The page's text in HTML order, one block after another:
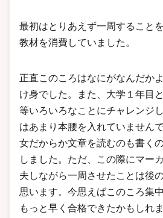
最初はとりあえず一周すること
教材を消費していました。
正直このころはなにがなんだか
け身でした。また、大学１年目
等いろいろなことにチャレンジ
はあまり本腰を入れていません
女だからか文章を読むのも書く
しました。ただ、この際にマー
夫しながら一周させたことは後
思います。今思えばこのころ集
もっと早く合格できたかもしれ